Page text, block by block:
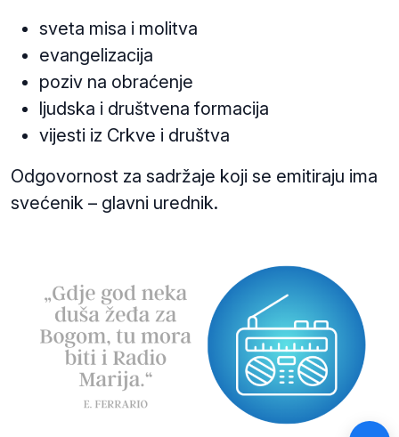
sveta misa i molitva
evangelizacija
poziv na obraćenje
ljudska i društvena formacija
vijesti iz Crkve i društva
Odgovornost za sadržaje koji se emitiraju ima
svećenik – glavni urednik.